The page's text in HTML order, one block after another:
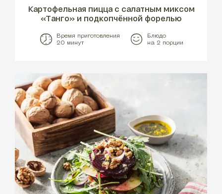
Картофельная пицца с салатным миксом
«Танго» и подкопчённой форелью
Время приготовления
20 минут
Блюдо
на 2 порции